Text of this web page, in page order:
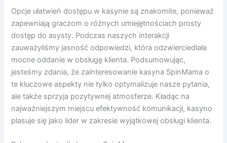
Opcje ułatwień dostępu w kasynie są znakomite, ponieważ
zapewniają graczom o różnych umiejętnościach prosty
dostęp do asysty. Podczas naszych interakcji
zauważyliśmy jasność odpowiedzi, która odzwierciedlała
mocne oddanie w obsługę klienta. Podsumowując,
jesteśmy zdania, że zainteresowanie kasyna SpinMama o
te kluczowe aspekty nie tylko optymalizuje nasze pytania,
ale także sprzyja pozytywnej atmosferze. Kładąc na
najważniejszym miejscu efektywność komunikacji, kasyno
plasuje się jako lider w zakresie wyjątkowej obsługi klienta.